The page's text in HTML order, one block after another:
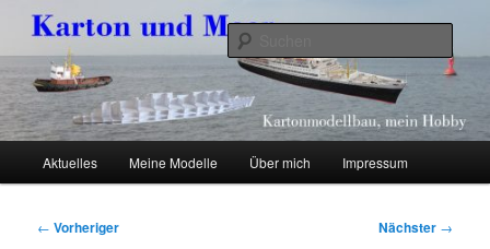
primären
Inhalt
springenKarton und Meer
Kartonmodellbau, mein Hobby
Aktuelles Meine Modelle Über mich Impressum
Beitragsnavigation
← Vorheriger Nächster →